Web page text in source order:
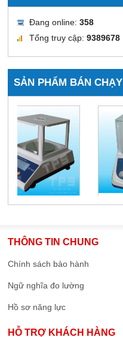
Đang online:358
Tổng truy cập:9389678
SẢN PHẨM BÁN CHẠY
THÔNG TIN CHUNG
Chính sách bảo hành
Ngữ nghĩa đo lường
Hồ sơ năng lực
HỖ TRỢ KHÁCH HÀNG